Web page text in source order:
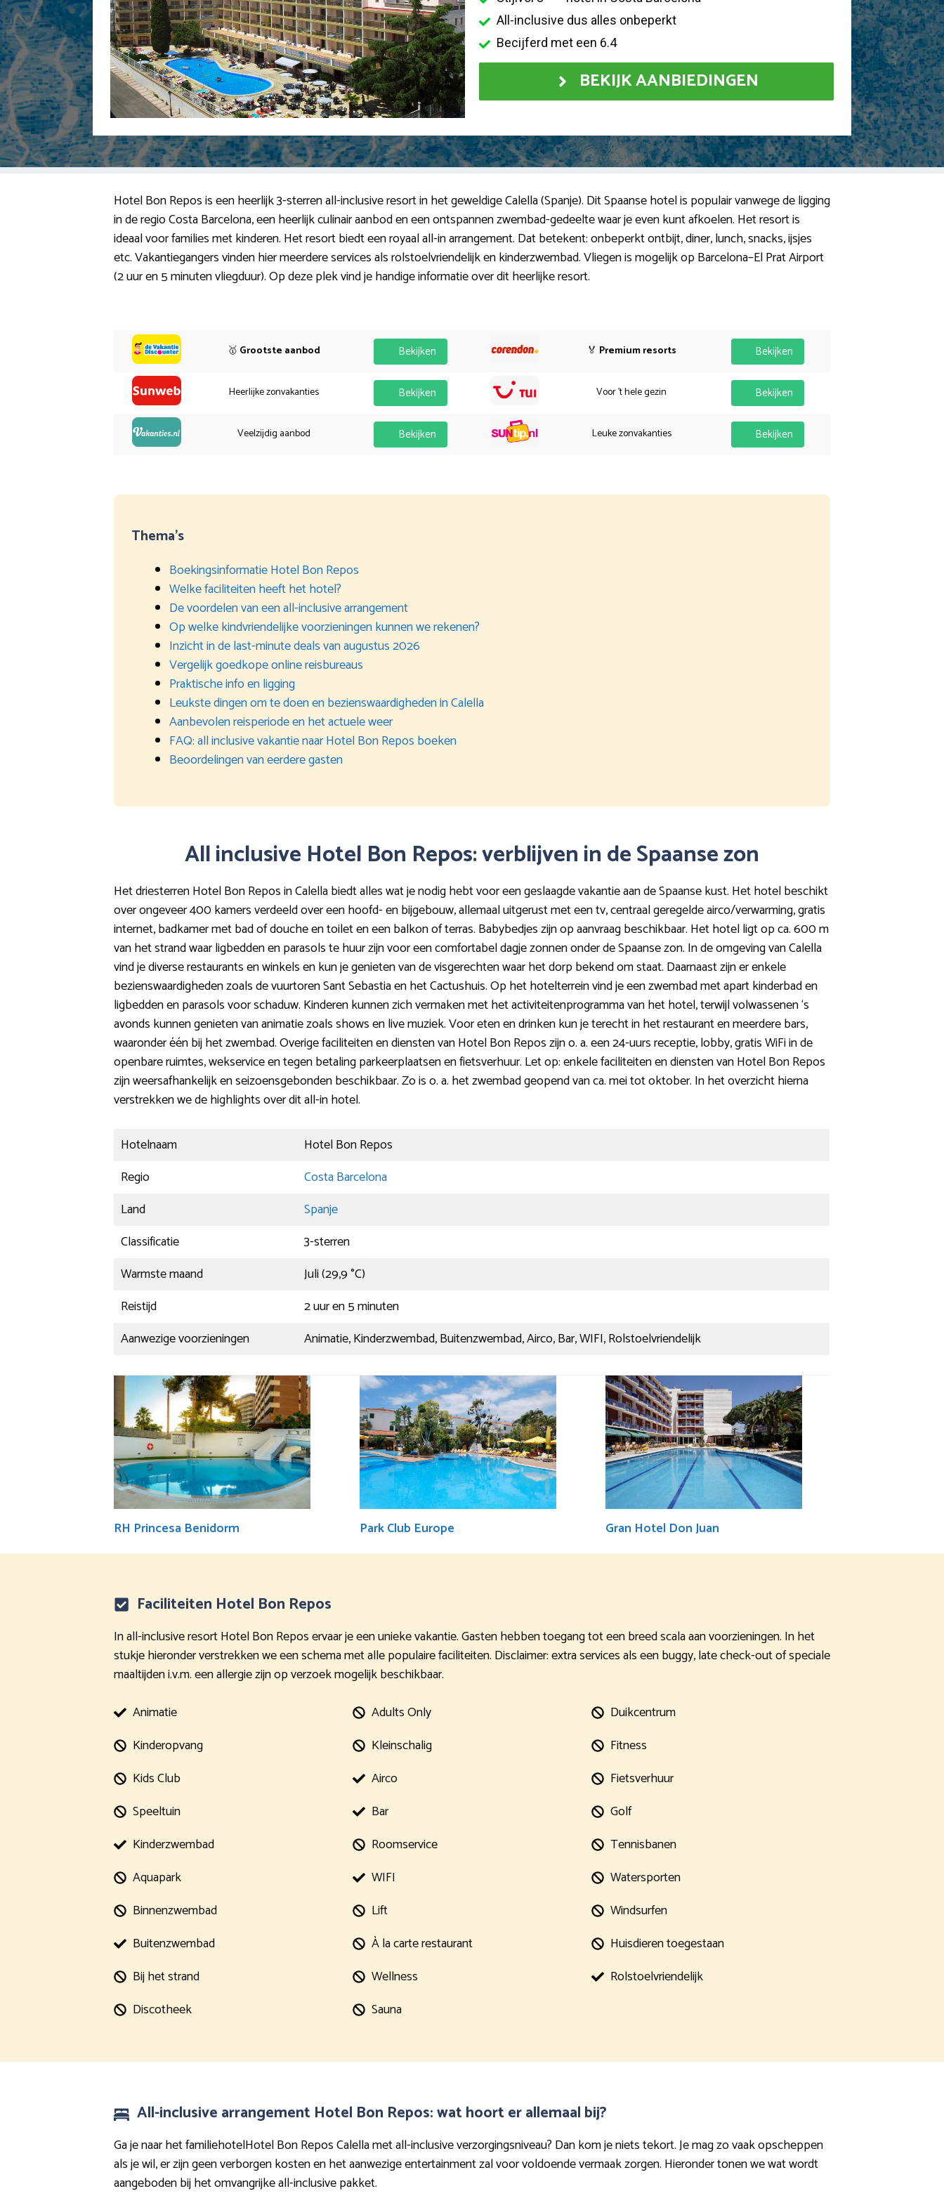
All-inclusive dus alles onbeperkt
Becijferd met een 6.4
BEKIJK AANBIEDINGEN
Hotel Bon Repos is een heerlijk 3-sterren all-inclusive resort in het geweldige Calella (Spanje). Dit Spaanse hotel is populair vanwege de ligging
in de regio Costa Barcelona, een heerlijk culinair aanbod en een ontspannen zwembad-gedeelte waar je even kunt afkoelen. Het resort is
ideaal voor families met kinderen. Het resort biedt een royaal all-in arrangement. Dat betekent: onbeperkt ontbijt, diner, lunch, snacks, ijsjes
etc. Vakantiegangers vinden hier meerdere services als rolstoelvriendelijk en kinderzwembad. Vliegen is mogelijk op Barcelona–El Prat Airport
(2 uur en 5 minuten vliegduur). Op deze plek vind je handige informatie over dit heerlijke resort.
🥇 Grootste aanbod Bekijken
Heerlijke zonvakanties Bekijken
Veelzijdig aanbod Bekijken
🏅 Premium resorts Bekijken
Voor 't hele gezin Bekijken
Leuke zonvakanties Bekijken
Thema’s
Boekingsinformatie Hotel Bon Repos
Welke faciliteiten heeft het hotel?
De voordelen van een all-inclusive arrangement
Op welke kindvriendelijke voorzieningen kunnen we rekenen?
Inzicht in de last-minute deals van augustus 2026
Vergelijk goedkope online reisbureaus
Praktische info en ligging
Leukste dingen om te doen en bezienswaardigheden in Calella
Aanbevolen reisperiode en het actuele weer
FAQ: all inclusive vakantie naar Hotel Bon Repos boeken
Beoordelingen van eerdere gasten
All inclusive Hotel Bon Repos: verblijven in de Spaanse zon
Het driesterren Hotel Bon Repos in Calella biedt alles wat je nodig hebt voor een geslaagde vakantie aan de Spaanse kust. Het hotel beschikt
over ongeveer 400 kamers verdeeld over een hoofd- en bijgebouw, allemaal uitgerust met een tv, centraal geregelde airco/verwarming, gratis
internet, badkamer met bad of douche en toilet en een balkon of terras. Babybedjes zijn op aanvraag beschikbaar. Het hotel ligt op ca. 600 m
van het strand waar ligbedden en parasols te huur zijn voor een comfortabel dagje zonnen onder de Spaanse zon. In de omgeving van Calella
vind je diverse restaurants en winkels en kun je genieten van de visgerechten waar het dorp bekend om staat. Daarnaast zijn er enkele
bezienswaardigheden zoals de vuurtoren Sant Sebastia en het Cactushuis. Op het hotelterrein vind je een zwembad met apart kinderbad en
ligbedden en parasols voor schaduw. Kinderen kunnen zich vermaken met het activiteitenprogramma van het hotel, terwijl volwassenen ‘s
avonds kunnen genieten van animatie zoals shows en live muziek. Voor eten en drinken kun je terecht in het restaurant en meerdere bars,
waaronder één bij het zwembad. Overige faciliteiten en diensten van Hotel Bon Repos zijn o. a. een 24-uurs receptie, lobby, gratis WiFi in de
openbare ruimtes, wekservice en tegen betaling parkeerplaatsen en fietsverhuur. Let op: enkele faciliteiten en diensten van Hotel Bon Repos
zijn weersafhankelijk en seizoensgebonden beschikbaar. Zo is o. a. het zwembad geopend van ca. mei tot oktober. In het overzicht hierna
verstrekken we de highlights over dit all-in hotel.
Hotelnaam
Hotel Bon Repos
Regio
Costa Barcelona
Land
Spanje
Classificatie
3-sterren
Warmste maand
Juli (29,9 °C)
Reistijd
2 uur en 5 minuten
Aanwezige voorzieningen
Animatie, Kinderzwembad, Buitenzwembad, Airco, Bar, WIFI, Rolstoelvriendelijk
RH Princesa Benidorm Park Club Europe Gran Hotel Don Juan
Faciliteiten Hotel Bon Repos
In all-inclusive resort Hotel Bon Repos ervaar je een unieke vakantie. Gasten hebben toegang tot een breed scala aan voorzieningen. In het
stukje hieronder verstrekken we een schema met alle populaire faciliteiten. Disclaimer: extra services als een buggy, late check-out of speciale
maaltijden i.v.m. een allergie zijn op verzoek mogelijk beschikbaar.
Animatie
Kinderopvang
Kids Club
Speeltuin
Kinderzwembad
Aquapark
Binnenzwembad
Buitenzwembad
Bij het strand
Discotheek
Adults Only
Kleinschalig
Airco
Bar
Roomservice
WIFI
Lift
À la carte restaurant
Wellness
Sauna
Duikcentrum
Fitness
Fietsverhuur
Golf
Tennisbanen
Watersporten
Windsurfen
Huisdieren toegestaan
Rolstoelvriendelijk
All-inclusive arrangement Hotel Bon Repos: wat hoort er allemaal bij?
Ga je naar het familiehotelHotel Bon Repos Calella met all-inclusive verzorgingsniveau? Dan kom je niets tekort. Je mag zo vaak opscheppen
als je wil, er zijn geen verborgen kosten en het aanwezige entertainment zal voor voldoende vermaak zorgen. Hieronder tonen we wat wordt
aangeboden bij het omvangrijke all-inclusive pakket.